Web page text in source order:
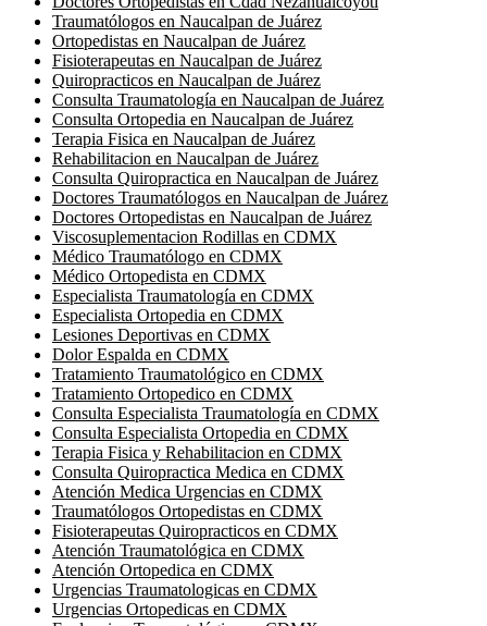
Traumatólogos en Naucalpan de Juárez
Ortopedistas en Naucalpan de Juárez
Fisioterapeutas en Naucalpan de Juárez
Quiropracticos en Naucalpan de Juárez
Consulta Traumatología en Naucalpan de Juárez
Consulta Ortopedia en Naucalpan de Juárez
Terapia Fisica en Naucalpan de Juárez
Rehabilitacion en Naucalpan de Juárez
Consulta Quiropractica en Naucalpan de Juárez
Doctores Traumatólogos en Naucalpan de Juárez
Doctores Ortopedistas en Naucalpan de Juárez
Viscosuplementacion Rodillas en CDMX
Médico Traumatólogo en CDMX
Médico Ortopedista en CDMX
Especialista Traumatología en CDMX
Especialista Ortopedia en CDMX
Lesiones Deportivas en CDMX
Dolor Espalda en CDMX
Tratamiento Traumatológico en CDMX
Tratamiento Ortopedico en CDMX
Consulta Especialista Traumatología en CDMX
Consulta Especialista Ortopedia en CDMX
Terapia Fisica y Rehabilitacion en CDMX
Consulta Quiropractica Medica en CDMX
Atención Medica Urgencias en CDMX
Traumatólogos Ortopedistas en CDMX
Fisioterapeutas Quiropracticos en CDMX
Atención Traumatológica en CDMX
Atención Ortopedica en CDMX
Urgencias Traumatologicas en CDMX
Urgencias Ortopedicas en CDMX